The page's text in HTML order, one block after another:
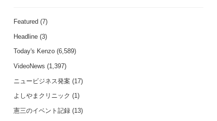
Featured (7)
Headline (3)
Today's Kenzo (6,589)
VideoNews (1,397)
ニュービジネス発案 (17)
よしやまクリニック (1)
憲三のイベント記録 (13)